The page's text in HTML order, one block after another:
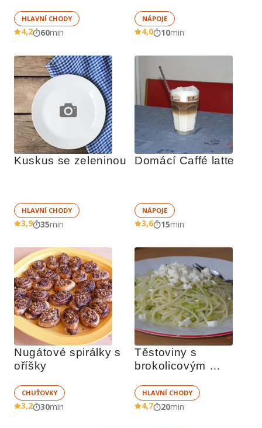
HLAVNÍ CHODY
4,2 60min
NÁPOJE
4,0 10min
Kuskus se zeleninou
HLAVNÍ CHODY
3,9 35min
Domácí Caffé latte
NÁPOJE
3,6 15min
Nugátové spirálky s
oříšky
CHUŤOVKY
3,2 30min
Těstoviny s
brokolicovým
HLAVNÍ CHODY
4,7 20min